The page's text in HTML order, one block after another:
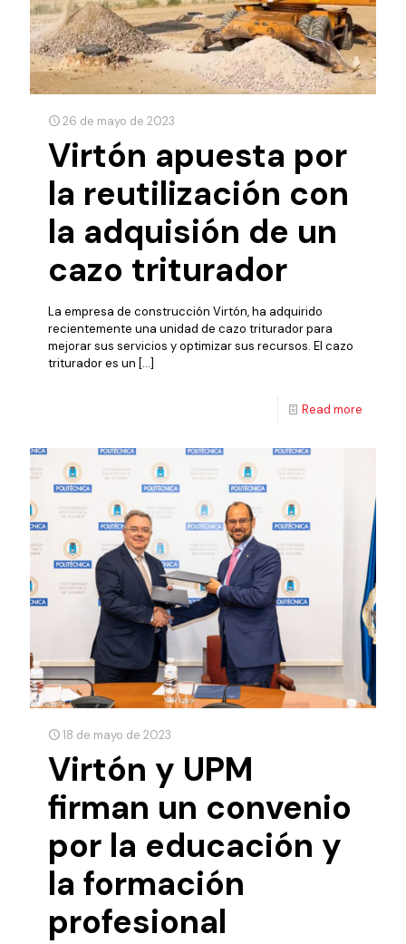
26 de mayo de 2023
Virtón apuesta por
la reutilización con
la adquisión de un
cazo triturador
La empresa de construcción Virtón, ha adquirido
recientemente una unidad de cazo triturador para
mejorar sus servicios y optimizar sus recursos. El cazo
triturador es un […]
Read more
18 de mayo de 2023
Virtón y UPM
firman un convenio
por la educación y
la formación
profesional